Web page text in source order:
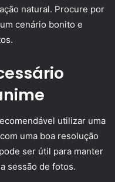
natural. Procure por
cenário bonito e
utilizar uma
uma boa resolução
ser útil para manter
sessão de fotos.